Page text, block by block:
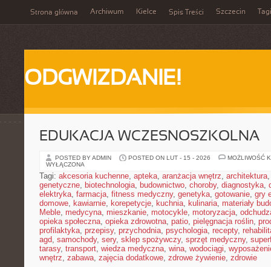
Strona główna Archiwum Kielce Spis Treści Szczecin Tagi
ODGWIZDANIE!
EDUKACJA WCZESNOSZKOLNA
POSTED BY ADMIN POSTED ON LUT - 15 - 2026
MOŻLIWOŚĆ
WYŁĄCZONA
Tagi: akcesoria kuchenne, apteka, aranżacja wnętrz, architektura
genetyczne, biotechnologia, budownictwo, choroby, diagnostyka,
elektryka, farmacja, fitness medyczny, genetyka, gotowanie, gry
domowe, kawiarnie, korepetycje, kuchnia, kulinaria, materiały
Meble, medycyna, mieszkanie, motocykle, motoryzacja,
opieka społeczna, opieka zdrowotna, patio, pielęgnacja roślin,
profilaktyka, przepisy, przychodnia, psychologia, recepty,
agd, samochody, sery, sklep spożywczy, sprzęt medyczny,
tarasy, transport, wiedza medyczna, wina, wodociągi,
wnętrz, zabawa, zajęcia dodatkowe, zdrowe żywienie, zdrowie